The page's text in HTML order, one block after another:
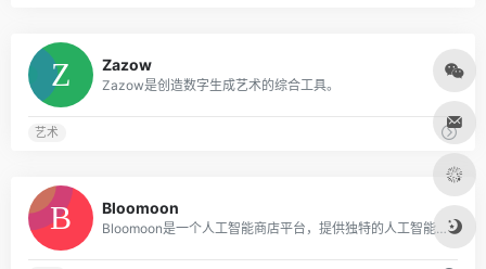
Zazow
Zazow是创造数字生成艺术的综合工具。
艺术
Bloomoon
Bloomoon是一个人工智能商店平台，提供独特的人工智能生成的绘画